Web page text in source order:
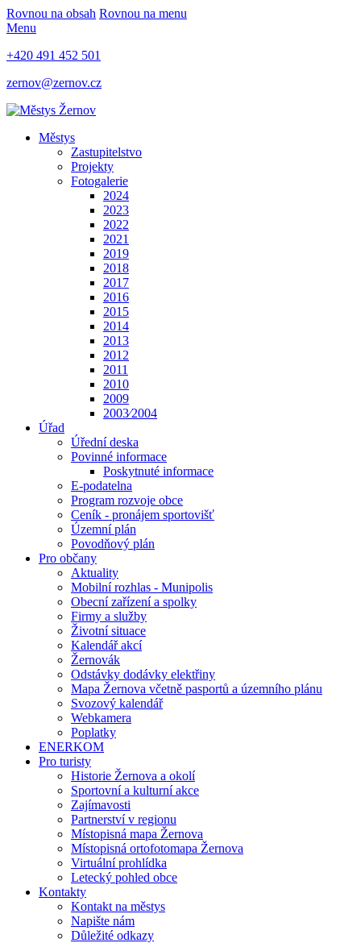
Rovnou na obsah Rovnou na menu
Menu
+420 491 452 501
zernov@zernov.cz
Městys
Zastupitelstvo
Projekty
Fotogalerie
2024
2023
2022
2021
2019
2018
2017
2016
2015
2014
2013
2012
2011
2010
2009
2003⁄2004
Úřad
Úřední deska
Povinné informace
Poskytnuté informace
E-podatelna
Program rozvoje obce
Ceník - pronájem sportovišť
Územní plán
Povodňový plán
Pro občany
Aktuality
Mobilní rozhlas - Munipolis
Obecní zařízení a spolky
Firmy a služby
Životní situace
Kalendář akcí
Žernovák
Odstávky dodávky elektřiny
Mapa Žernova včetně pasportů a územního plánu
Svozový kalendář
Webkamera
Poplatky
ENERKOM
Pro turisty
Historie Žernova a okolí
Sportovní a kulturní akce
Zajímavosti
Partnerství v regionu
Místopisná mapa Žernova
Místopisná ortofotomapa Žernova
Virtuální prohlídka
Letecký pohled obce
Kontakty
Kontakt na městys
Napište nám
Důležité odkazy